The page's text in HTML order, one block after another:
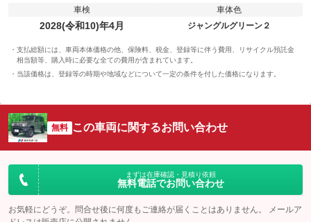
車検
2028(令和10)年4月
車体色
ジャングルグリーン２
支払総額には、車両本体価格の他、保険料、税金、登録等に伴う費用、リサイクル預託金
相当額等、購入時に必要な全ての費用が含まれています。
当該価格は、登録等の時期や地域などについて一定の条件を付した価格になります。
無料 この車両に関するお問い合わせ
まずは在庫確認・見積り依頼
無料電話でお問い合わせ
お気軽にどうぞ。問合せ後に何度もご連絡が届くことはありません。 メールア